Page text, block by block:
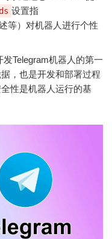
设置指
等）对机器人进行个性
Telegram机器人的第一
，也是开发和部署过程
性是机器人运行的基